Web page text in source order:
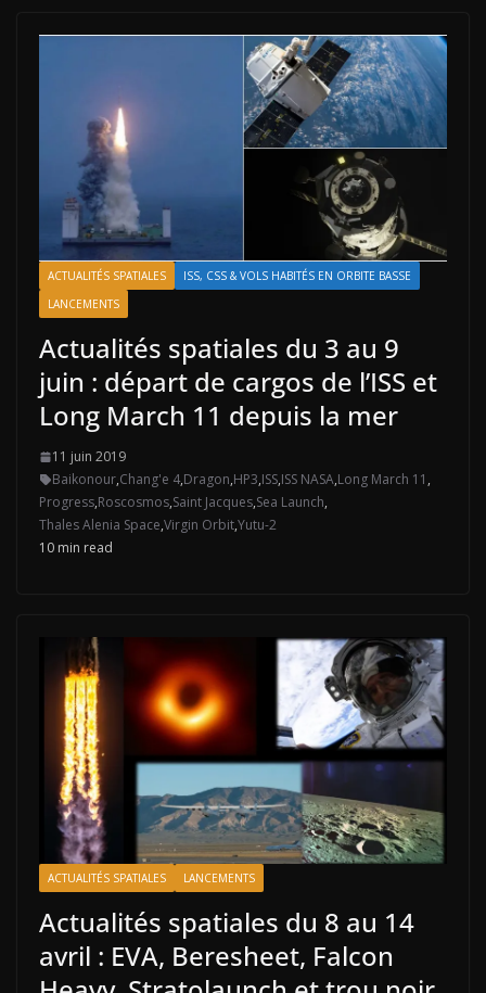
ACTUALITÉS SPATIALES
ISS, CSS & VOLS HABITÉS EN ORBITE BASSE
LANCEMENTS
Actualités spatiales du 3 au 9
juin : départ de cargos de l’ISS et
Long March 11 depuis la mer
11 juin 2019
Baikonour,Chang'e 4,Dragon,HP3,ISS,ISS NASA,Long March 11 ,
Progress,Roscosmos,Saint Jacques,Sea Launch,
Thales Alenia Space,Virgin Orbit,Yutu-2
10 min read
ACTUALITÉS SPATIALES LANCEMENTS
Actualités spatiales du 8 au 14
avril : EVA, Beresheet, Falcon